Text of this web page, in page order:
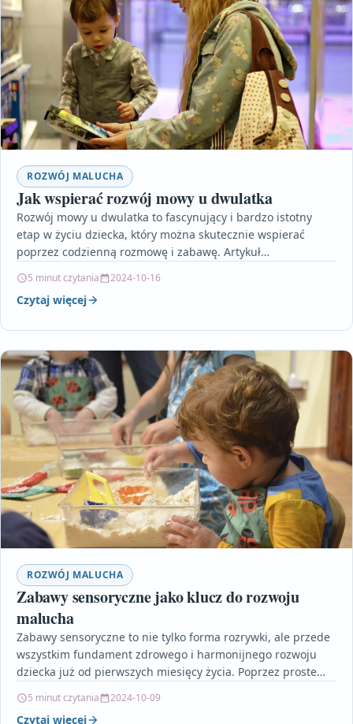
ROZWÓJ MALUCHA
Jak wspierać rozwój mowy u dwulatka
Rozwój mowy u dwulatka to fascynujący i bardzo istotny
etap w życiu dziecka, który można skutecznie wspierać
poprzez codzienną rozmowę i zabawę. Artykuł
5 minut czytania 2024-10-16
Czytaj więcej
ROZWÓJ MALUCHA
Zabawy sensoryczne jako klucz do rozwoju
malucha
Zabawy sensoryczne to nie tylko forma rozrywki, ale przede
wszystkim fundament zdrowego i harmonijnego rozwoju
dziecka już od pierwszych miesięcy życia. Poprzez proste
5 minut czytania 2024-10-09
Czytaj więcej